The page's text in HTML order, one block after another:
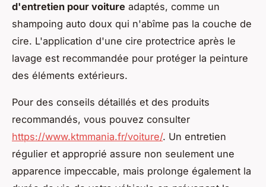
d'entretien pour voiture adaptés, comme un
shampoing auto doux qui n'abîme pas la couche de
cire. L'application d'une cire protectrice après le
lavage est recommandée pour protéger la peinture
des éléments extérieurs.
Pour des conseils détaillés et des produits
recommandés, vous pouvez consulter
https://www.ktmmania.fr/voiture/. Un entretien
régulier et approprié assure non seulement une
apparence impeccable, mais prolonge également la